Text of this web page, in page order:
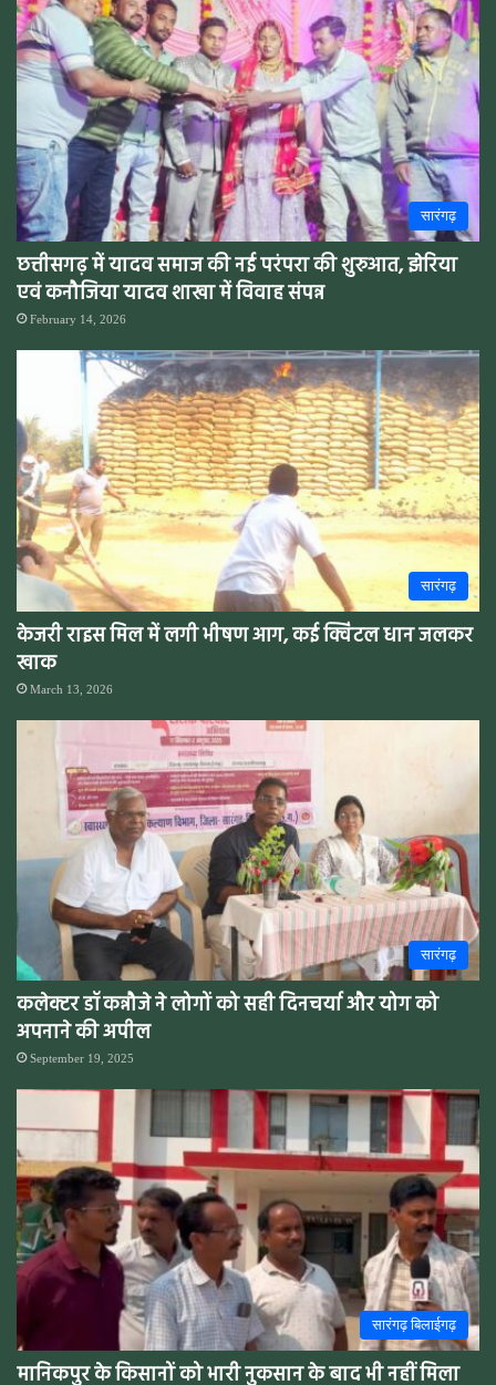
सारंगढ़
छत्तीसगढ़ में यादव समाज की नई परंपरा की शुरुआत, झेरिया
एवं कनौजिया यादव शाखा में विवाह संपन्न
February 14, 2026
सारंगढ़
केजरी राइस मिल में लगी भीषण आग, कई क्विंटल धान जलकर
खाक
March 13, 2026
सारंगढ़
कलेक्टर डॉ कन्नौजे ने लोगों को सही दिनचर्या और योग को
अपनाने की अपील
September 19, 2025
सारंगढ़ बिलाईगढ़
मानिकपुर के किसानों को भारी नुकसान के बाद भी नहीं मिला